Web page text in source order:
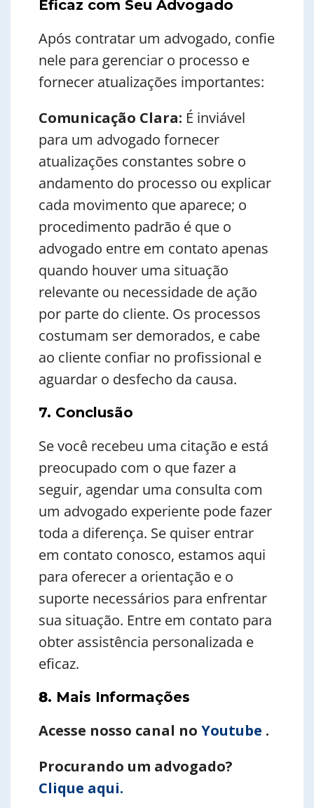
Eficaz com Seu Advogado
Após contratar um advogado, confie
nele para gerenciar o processo e
fornecer atualizações importantes:
Comunicação Clara: É inviável
para um advogado fornecer
atualizações constantes sobre o
andamento do processo ou explicar
cada movimento que aparece; o
procedimento padrão é que o
advogado entre em contato apenas
quando houver uma situação
relevante ou necessidade de ação
por parte do cliente. Os processos
costumam ser demorados, e cabe
ao cliente confiar no profissional e
aguardar o desfecho da causa.
7. Conclusão
Se você recebeu uma citação e está
preocupado com o que fazer a
seguir, agendar uma consulta com
um advogado experiente pode fazer
toda a diferença. Se quiser entrar
em contato conosco, estamos aqui
para oferecer a orientação e o
suporte necessários para enfrentar
sua situação. Entre em contato para
obter assistência personalizada e
eficaz.
8. Mais Informações
Acesse nosso canal no Youtube .
Procurando um advogado?
Clique aqui.